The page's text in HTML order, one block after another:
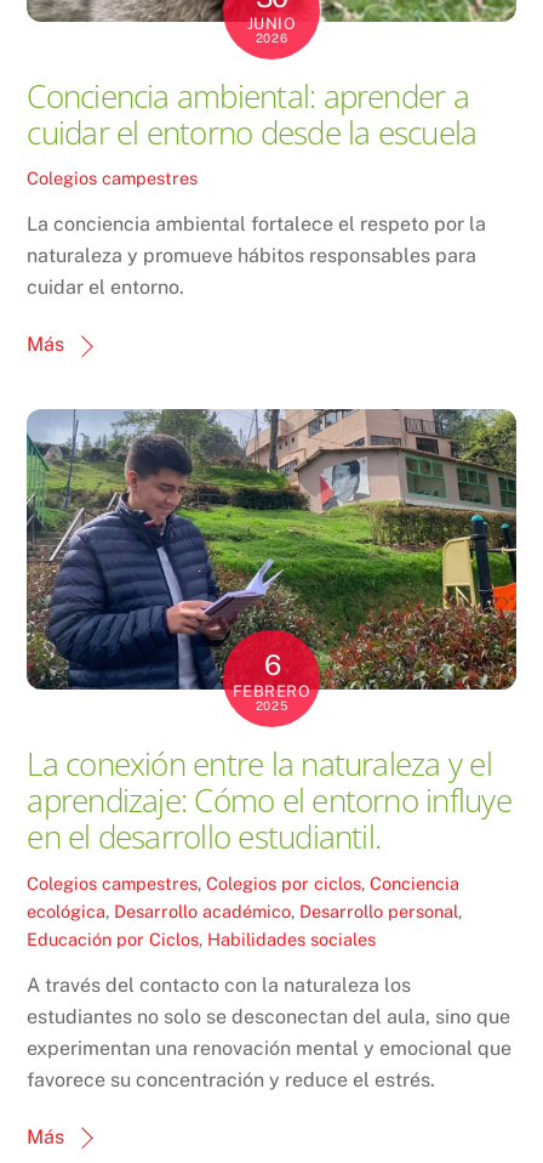
JUNIO
2026
Conciencia ambiental: aprender a
cuidar el entorno desde la escuela
Colegios campestres
La conciencia ambiental fortalece el respeto por la
naturaleza y promueve hábitos responsables para
cuidar el entorno.
Más
6
FEBRERO
2025
La conexión entre la naturaleza y el
aprendizaje: Cómo el entorno influye
en el desarrollo estudiantil.
Colegios campestres,Colegios por ciclos,Conciencia
ecológica, Desarrollo académico, Desarrollo personal,
Educación por Ciclos, Habilidades sociales
A través del contacto con la naturaleza los
estudiantes no solo se desconectan del aula, sino que
experimentan una renovación mental y emocional que
favorece su concentración y reduce el estrés.
Más